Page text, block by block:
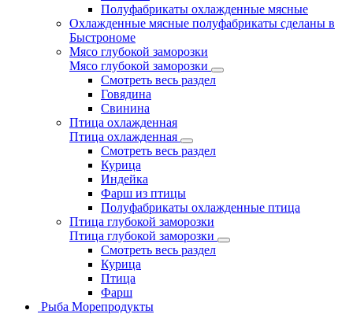
Полуфабрикаты охлажденные мясные
Охлажденные мясные полуфабрикаты сделаны в
Быстрономе
Мясо глубокой заморозки
Мясо глубокой заморозки
Смотреть весь раздел
Говядина
Свинина
Птица охлажденная
Птица охлажденная
Смотреть весь раздел
Курица
Индейка
Фарш из птицы
Полуфабрикаты охлажденные птица
Птица глубокой заморозки
Птица глубокой заморозки
Смотреть весь раздел
Курица
Птица
Фарш
Рыба Морепродукты